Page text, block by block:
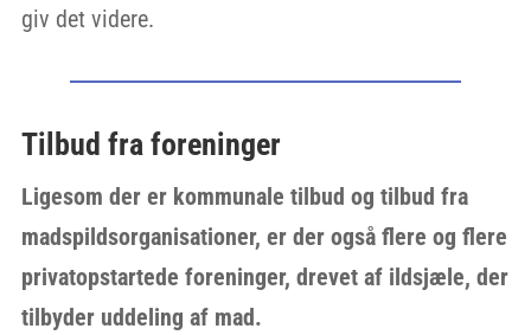
giv det videre.
Tilbud fra foreninger
Ligesom der er kommunale tilbud og tilbud fra
madspildsorganisationer, er der også flere og flere
privatopstartede foreninger, drevet af ildsjæle, der
tilbyder uddeling af mad.